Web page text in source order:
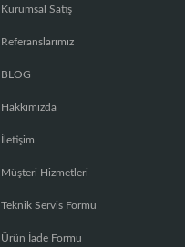
Kurumsal Satış
Referanslarımız
BLOG
Hakkımızda
İletişim
Müşteri Hizmetleri
Teknik Servis Formu
Ürün İade Formu